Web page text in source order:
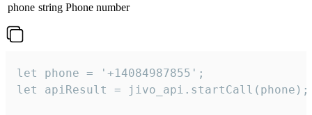
phone string Phone number
let phone = '+14084987855';
let apiResult = jivo_api.startCall(phone);